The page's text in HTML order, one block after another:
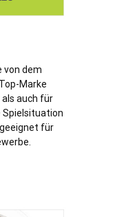
von dem
Marke
auch für
Spielsituation
für